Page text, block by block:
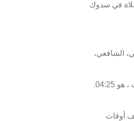
هو 04:35. بالإضافة إلى أوقات الصلاة في سدوك
الشافعي،
موعد غروب الشمس في سدوك سات ، المعروف أيضًا بوقت الإفطار، هو 18:25، ووقت الفجر، الذي يمثل نهاية وقت الإمساك في سدوك سات ، هو 04:25.
أوقات